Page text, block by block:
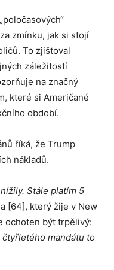
zmínku, jak si stojí
To zjišťoval
záležitostí
na značný
které si Američané
období.
říká, že Trump
nákladů.
Stále platím 5
[64], který žije v New
ochoten být trpělivý:
čtyřletého mandátu to